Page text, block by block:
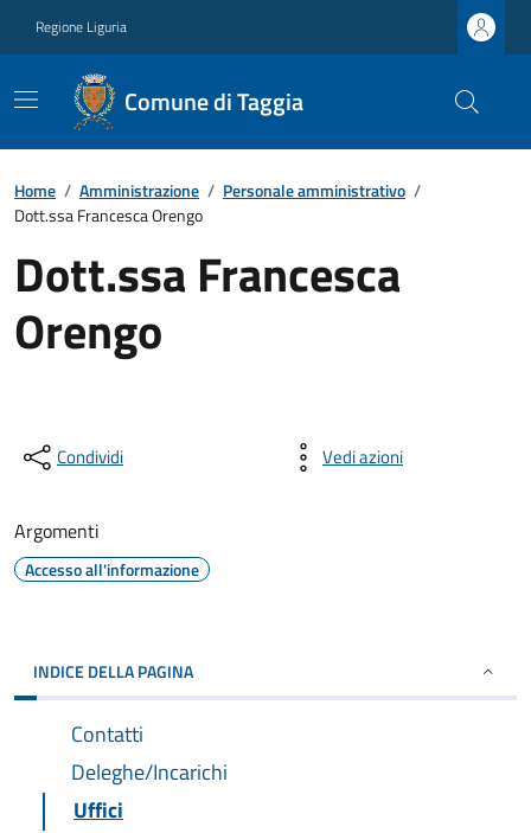
Regione Liguria
Comune di Taggia
Home / Amministrazione / Personale amministrativo /
Dott.ssa Francesca Orengo
Dott.ssa Francesca
Orengo
Condividi Vedi azioni
Argomenti
Accesso all'informazione
INDICE DELLA PAGINA
Contatti
Deleghe/Incarichi
Uffici